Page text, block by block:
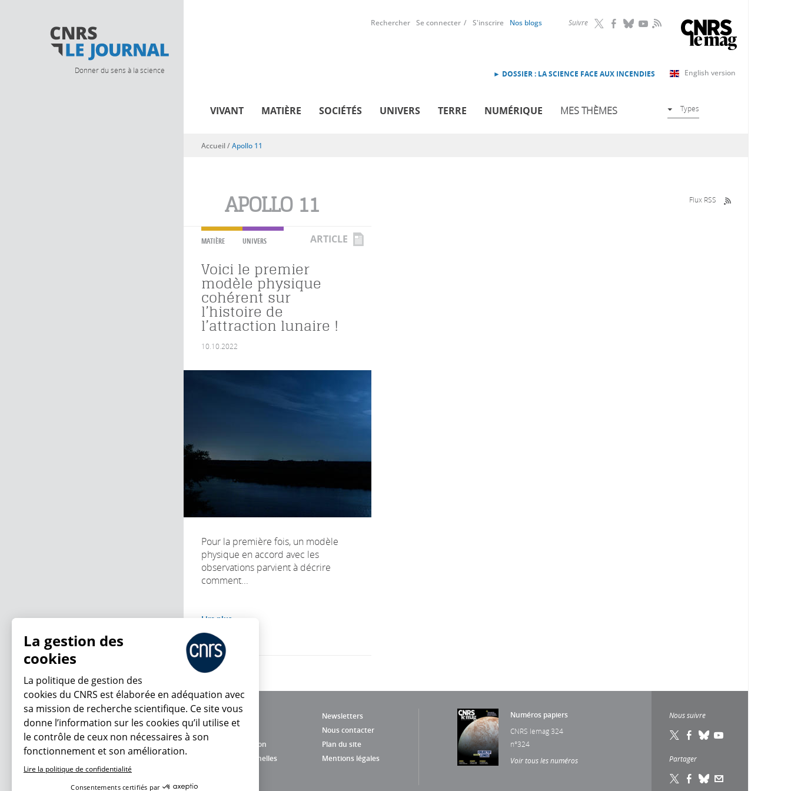
Donner du sens à la science
Suivre RSS
Rechercher Se connecter S'inscrire Nos blogs
English version
► DOSSIER : LA SCIENCE FACE AUX INCENDIES
VIVANT MATIÈRE SOCIÉTÉS UNIVERS TERRE NUMÉRIQUE MES THÈMES Types
Vous êtes ici
Accueil/Apollo 11
APOLLO 11 Flux RSS
MATIÈRE UNIVERS ARTICLE
Voici le premier
modèle physique
cohérent sur
l’histoire de
l’attraction lunaire !
10.10.2022
Pour la première fois, un modèle
physique en accord avec les
observations parvient à décrire
comment...
Lire plus
Newsletters
Nous contacter
Charte d'utilisation
Plan du site
Données personnelles
Mentions légales
Numéros papiers
CNRS lemag 324
n°324
Voir tous les numéros
Nous suivre
Partager
En ce moment
La gestion des
cookies
La politique de gestion des
cookies du CNRS est élaborée en adéquation avec
sa mission de recherche scientifique. Ce site vous
donne l’information sur les cookies qu’il utilise et
le contrôle de ceux non nécessaires à son
fonctionnement et son amélioration.
Lire la politique de confidentialité
Consentements certifiés par